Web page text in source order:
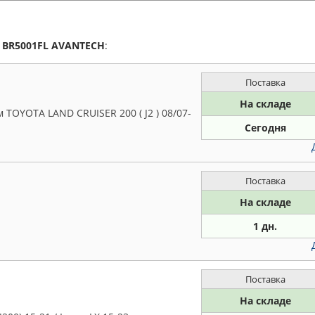
BR5001FL AVANTECH:
LAND CRUISER 200 ( J2 ) 08/07-
Поставка
На складе
Сегодня
Поставка
На складе
1 дн.
Поставка
На складе